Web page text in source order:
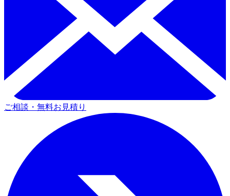
ご相談・無料お見積り